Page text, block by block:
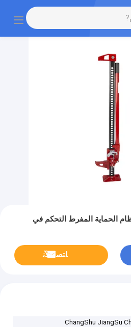
الحماية المفرط التحكم في
ﺎﺘﺼﻟ ﺍﻶﻧ
ChangShu JiangSu